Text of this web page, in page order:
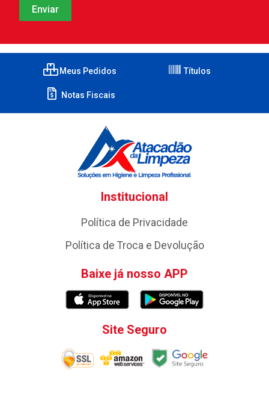
Meus Pedidos Títulos
Notas Fiscais
Institucional
Política de Privacidade
Política de Troca e Devolução
Baixe já nosso APP
Site Seguro